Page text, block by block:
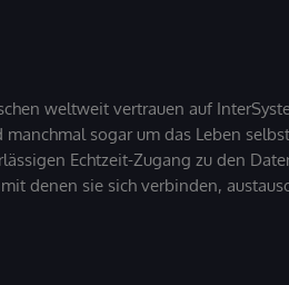
weltweit vertrauen auf
manchmal sogar um das Leben
Echtzeit-Zugang zu den
denen sie sich verbinden,